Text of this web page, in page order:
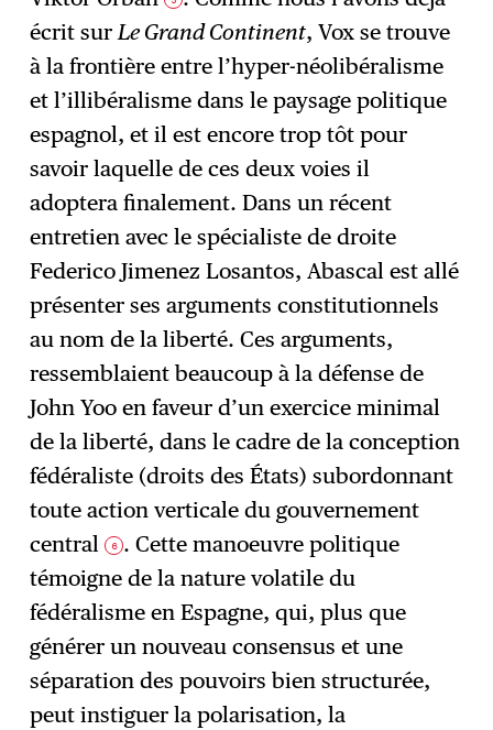
écrit surLe Grand Continent, Vox se trouve
à la frontière entre l’hyper-néolibéralisme
et l’illibéralisme dans le paysage politique
espagnol, et il est encore trop tôt pour
savoir laquelle de ces deux voies il
adoptera finalement. Dans un récent
entretien avec le spécialiste de droite
Federico Jimenez Losantos, Abascal est allé
présenter ses arguments constitutionnels
au nom de la liberté. Ces arguments,
ressemblaient beaucoup à la défense de
John Yoo en faveur d’un exercice minimal
de la liberté, dans le cadre de la conception
fédéraliste (droits des États) subordonnant
toute action verticale du gouvernement
central 6 . Cette manoeuvre politique
témoigne de la nature volatile du
fédéralisme en Espagne, qui, plus que
générer un nouveau consensus et une
séparation des pouvoirs bien structurée,
peut instiguer la polarisation, la